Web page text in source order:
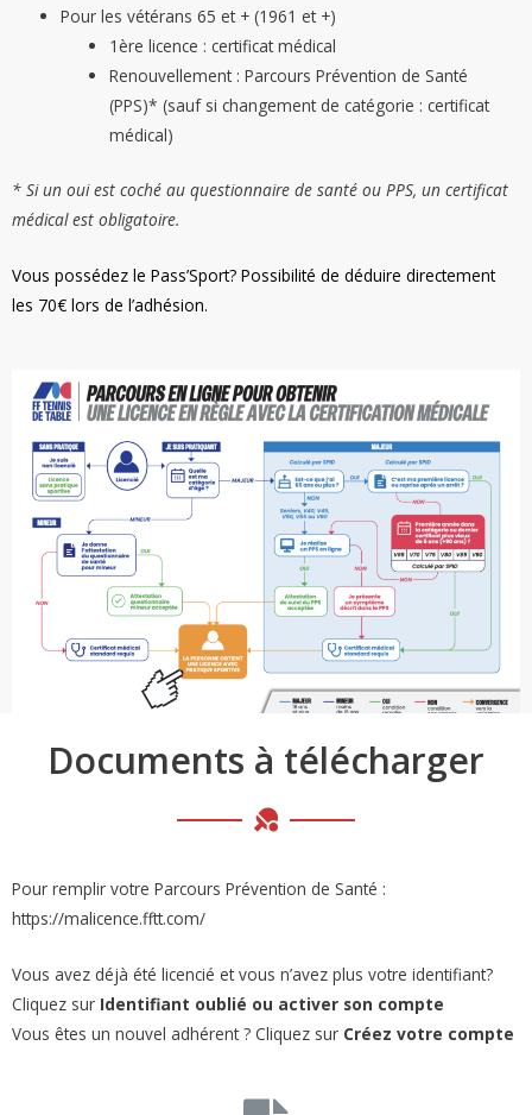
Pour les vétérans 65 et + (1961 et +)
1ère licence : certificat médical
Renouvellement : Parcours Prévention de Santé
(PPS)* (sauf si changement de catégorie : certificat
médical)
* Si un oui est coché au questionnaire de santé ou PPS, un certificat
médical est obligatoire.
Vous possédez le Pass’Sport? Possibilité de déduire directement
les 70€ lors de l’adhésion.
Documents à télécharger
Pour remplir votre Parcours Prévention de Santé :
https://malicence.fftt.com/
Vous avez déjà été licencié et vous n’avez plus votre identifiant?
Cliquez sur Identifiant oublié ou activer son compte
Vous êtes un nouvel adhérent ? Cliquez sur Créez votre compte